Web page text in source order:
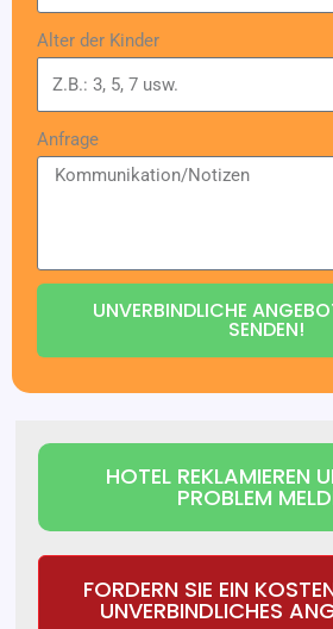
Alter der Kinder
Anfrage
UNVERBINDLICHE
SENDEN!
HOTEL REKLAMIEREN
PROBLEM
FORDERN SIE EIN
UNVERBINDLICHES